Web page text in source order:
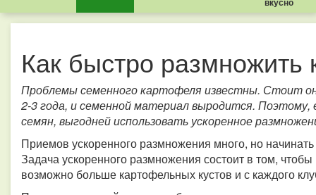
Как быстро размножить
Проблемы семенного картофеля известны. Стоит
2-3 года, и семенной материал выродится. Поэтому,
семян, выгодней использовать ускоренное
Приемов ускоренного размножения много, но
Задача ускоренного размножения состоит в том,
возможно больше картофельных кустов и с каждого